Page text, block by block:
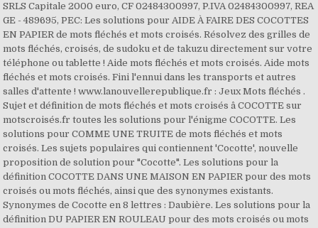
SRLS Capitale 2000 euro, CF 02484300997, P.IVA 02484300997, REA
GE - 489695, PEC: Les solutions pour AIDE À FAIRE DES COCOTTES
EN PAPIER de mots fléchés et mots croisés. Résolvez des grilles de
mots fléchés, croisés, de sudoku et de takuzu directement sur votre
téléphone ou tablette ! Aide mots fléchés et mots croisés. Aide mots
fléchés et mots croisés. Fini l'ennui dans les transports et autres
salles d'attente ! www.lanouvellerepublique.fr : Jeux Mots fléchés .
Sujet et définition de mots fléchés et mots croisés â COCOTTE sur
motscroisés.fr toutes les solutions pour l'énigme COCOTTE. Les
solutions pour COMME UNE TRUITE de mots fléchés et mots
croisés. Les sujets populaires qui contiennent 'Cocotte', nouvelle
proposition de solution pour "Cocotte". Les solutions pour la
définition COCOTTE DANS UNE MAISON EN PAPIER pour des mots
croisés ou mots fléchés, ainsi que des synonymes existants.
Synonymes de Cocotte en 8 lettres : Daubière. Les solutions pour la
définition DU PAPIER EN ROULEAU pour des mots croisés ou mots